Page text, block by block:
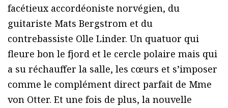
facétieux accordéoniste norvégien, du
guitariste Mats Bergstrom et du
contrebassiste Olle Linder. Un quatuor qui
fleure bon le fjord et le cercle polaire mais qui
a su réchauffer la salle, les cœurs et s’imposer
comme le complément direct parfait de Mme
von Otter. Et une fois de plus, la nouvelle